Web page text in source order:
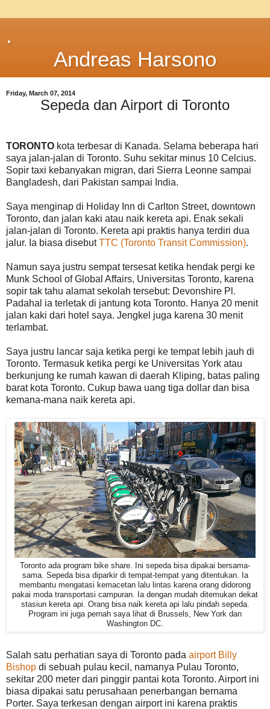
.
Andreas Harsono
Friday, March 07, 2014
Sepeda dan Airport di Toronto
TORONTO kota terbesar di Kanada. Selama beberapa hari
saya jalan-jalan di Toronto. Suhu sekitar minus 10 Celcius.
Sopir taxi kebanyakan migran, dari Sierra Leonne sampai
Bangladesh, dari Pakistan sampai India.
Saya menginap di Holiday Inn di Carlton Street, downtown
Toronto, dan jalan kaki atau naik kereta api. Enak sekali
jalan-jalan di Toronto. Kereta api praktis hanya terdiri dua
jalur. Ia biasa disebutTTC (Toronto Transit Commission).
Namun saya justru sempat tersesat ketika hendak pergi ke
Munk School of Global Affairs, Universitas Toronto, karena
sopir tak tahu alamat sekolah tersebut: Devonshire Pl.
Padahal ia terletak di jantung kota Toronto. Hanya 20 menit
jalan kaki dari hotel saya. Jengkel juga karena 30 menit
terlambat.
Saya justru lancar saja ketika pergi ke tempat lebih jauh di
Toronto. Termasuk ketika pergi ke Universitas York atau
berkunjung ke rumah kawan di daerah Kliping, batas paling
barat kota Toronto. Cukup bawa uang tiga dollar dan bisa
kemana-mana naik kereta api.
Toronto ada program bike share. Ini sepeda bisa dipakai bersama-
sama. Sepeda bisa diparkir di tempat-tempat yang ditentukan. Ia
membantu mengatasi kemacetan lalu lintas karena orang didorong
pakai moda transportasi campuran. Ia dengan mudah ditemukan dekat
stasiun kereta api. Orang bisa naik kereta api lalu pindah sepeda.
Program ini juga pernah saya lihat di Brussels, New York dan
Washington DC.
Salah satu perhatian saya di Toronto pada airport Billy
Bishop di sebuah pulau kecil, namanya Pulau Toronto,
sekitar 200 meter dari pinggir pantai kota Toronto. Airport ini
biasa dipakai satu perusahaan penerbangan bernama
Porter. Saya terkesan dengan airport ini karena praktis